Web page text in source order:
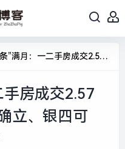
二手房成交2.57万套，行业称“金三确立、银四可期”|界面新闻 · 地产
手房成交2.57
立、银四可